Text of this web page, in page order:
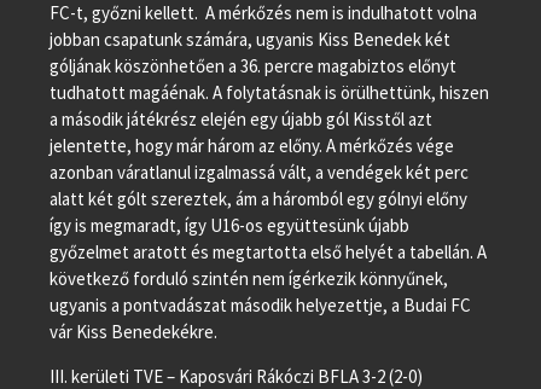
FC-t, győzni kellett. A mérkőzés nem is indulhatott volna
jobban csapatunk számára, ugyanis Kiss Benedek két
góljának köszönhetően a 36. percre magabiztos előnyt
tudhatott magáénak. A folytatásnak is örülhettünk, hiszen
a második játékrész elején egy újabb gól Kisstől azt
jelentette, hogy már három az előny. A mérkőzés vége
azonban váratlanul izgalmassá vált, a vendégek két perc
alatt két gólt szereztek, ám a háromból egy gólnyi előny
így is megmaradt, így U16-os együttesünk újabb
győzelmet aratott és megtartotta első helyét a tabellán. A
következő forduló szintén nem ígérkezik könnyűnek,
ugyanis a pontvadászat második helyezettje, a Budai FC
vár Kiss Benedekékre.
III. kerületi TVE – Kaposvári Rákóczi BFLA 3-2 (2-0)